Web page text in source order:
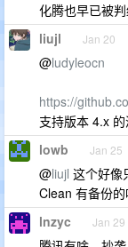
化腾也早已被
liujl Jan 20
@ludyleocn
https://
支持版本 4.x
lowb Jan 25
@liujl 这个好像
Clean 有备份的
lnzyc Jan 29